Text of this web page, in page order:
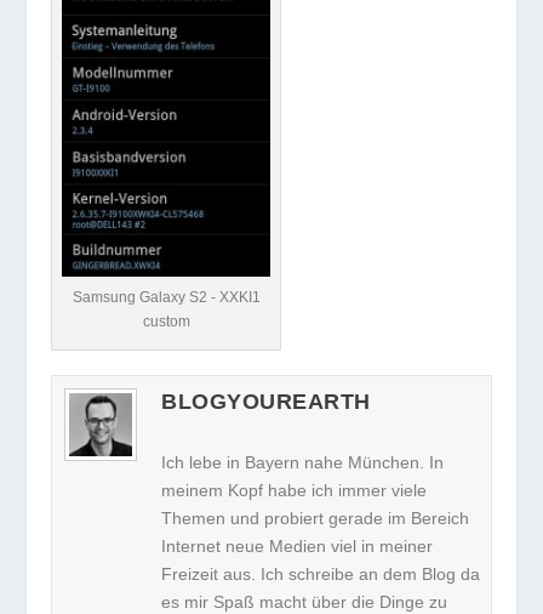
Samsung Galaxy S2 - XXKI1
custom
BLOGYOUREARTH
Ich lebe in Bayern nahe München. In
meinem Kopf habe ich immer viele
Themen und probiert gerade im Bereich
Internet neue Medien viel in meiner
Freizeit aus. Ich schreibe an dem Blog da
es mir Spaß macht über die Dinge zu